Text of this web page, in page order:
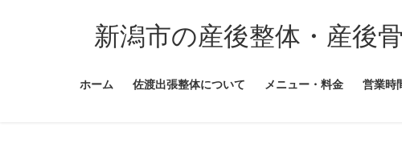
新潟市の産後整体・産後
ホーム 佐渡出張整体について メニュー・料金 営業時